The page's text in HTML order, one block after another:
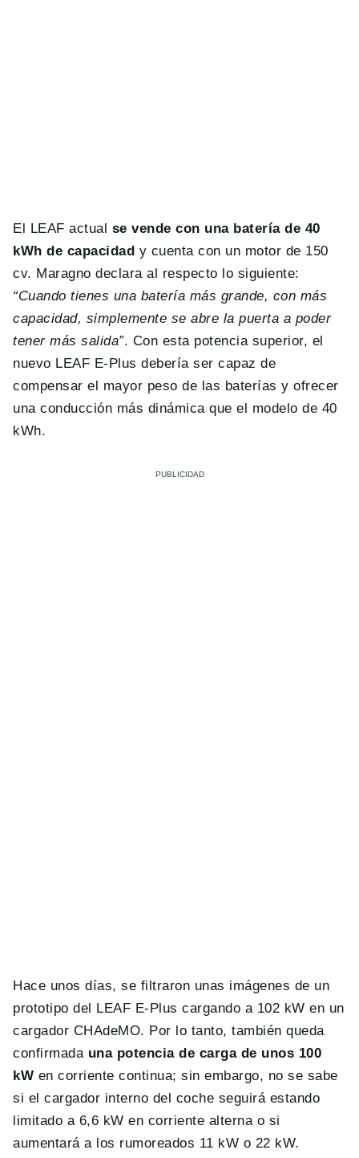
El LEAF actual se vende con una batería de 40
kWh de capacidad y cuenta con un motor de 150
cv. Maragno declara al respecto lo siguiente:
“Cuando tienes una batería más grande, con más
capacidad, simplemente se abre la puerta a poder
tener más salida”. Con esta potencia superior, el
nuevo LEAF E-Plus debería ser capaz de
compensar el mayor peso de las baterías y ofrecer
una conducción más dinámica que el modelo de 40
kWh.
Hace unos días, se filtraron unas imágenes de un
prototipo del LEAF E-Plus cargando a 102 kW en un
cargador CHAdeMO. Por lo tanto, también queda
confirmada una potencia de carga de unos 100
kW en corriente continua; sin embargo, no se sabe
si el cargador interno del coche seguirá estando
limitado a 6,6 kW en corriente alterna o si
aumentará a los rumoreados 11 kW o 22 kW.